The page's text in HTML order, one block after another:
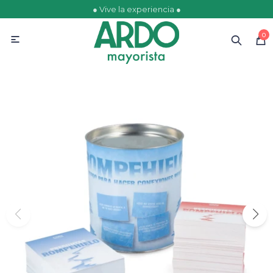
● Vive la experiencia ●
0
 Ofertas Escolares
Comestibles
Papelería
Juguetería